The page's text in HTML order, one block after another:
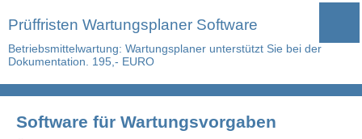
Prüffristen Wartungsplaner Software
Betriebsmittelwartung: Wartungsplaner unterstützt Sie bei der
Dokumentation. 195,- EURO
Software für Wartungsvorgaben